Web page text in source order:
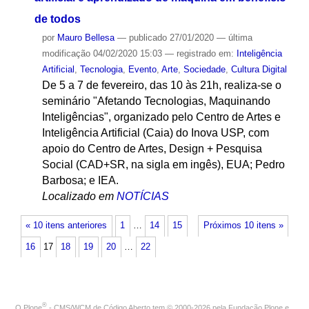
de todos
por Mauro Bellesa — publicado27/01/2020 — última
modificação04/02/2020 15:03 — registrado em: Inteligência
Artificial , Tecnologia, Evento, Arte, Sociedade, Cultura Digital
De 5 a 7 de fevereiro, das 10 às 21h, realiza-se o
seminário "Afetando Tecnologias, Maquinando
Inteligências", organizado pelo Centro de Artes e
Inteligência Artificial (Caia) do Inova USP, com
apoio do Centro de Artes, Design + Pesquisa
Social (CAD+SR, na sigla em ingês), EUA; Pedro
Barbosa; e IEA.
Localizado em NOTÍCIAS
« 10 itens anteriores Próximos 10 itens »
1 … 14 15
16 17 18 19 20 … 22
®